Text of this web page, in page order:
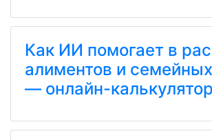
Как ИИ помогает в
алиментов и
— онлайн-калькулятор